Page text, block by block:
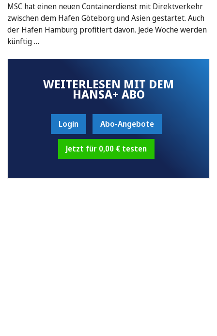
MSC hat einen neuen Containerdienst mit Direktverkehr
zwischen dem Hafen Göteborg und Asien gestartet. Auch
der Hafen Hamburg profitiert davon. Jede Woche werden
künftig …
WEITERLESEN MIT DEM
HANSA+ ABO
Login Abo-Angebote
Jetzt für 0,00 € testen